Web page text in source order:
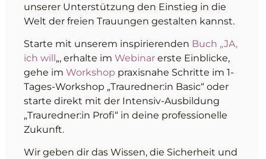
unserer Unterstützung den Einstieg in die
Welt der freien Trauungen gestalten kannst.
Starte mit unserem inspirierenden Buch „JA,
ich will„, erhalte im Webinar erste Einblicke,
gehe im Workshop praxisnahe Schritte im 1-
Tages-Workshop „Trauredner:in Basic“ oder
starte direkt mit der Intensiv-Ausbildung
„Trauredner:in Profi“ in deine professionelle
Zukunft.
Wir geben dir das Wissen, die Sicherheit und